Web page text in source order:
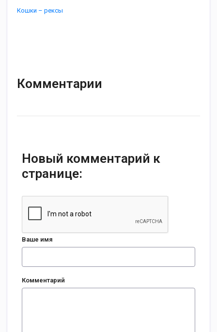
Кошки – рексы
Комментарии
Новый комментарий к
странице:
Ваше имя
Комментарий